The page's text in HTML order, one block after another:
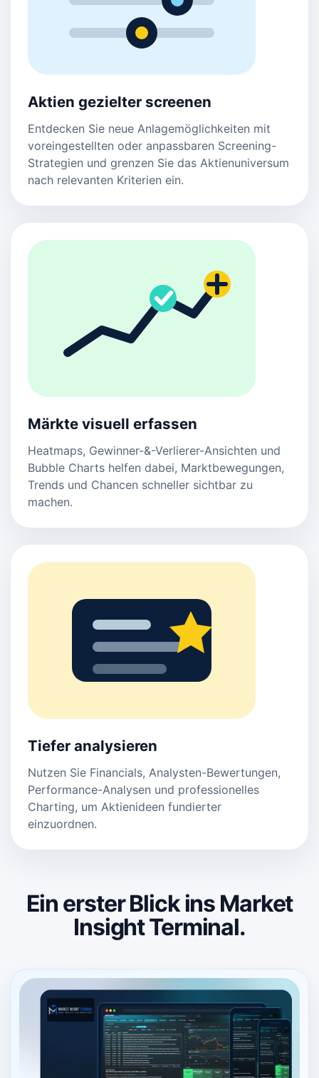
Aktien gezielter screenen
Entdecken Sie neue Anlagemöglichkeiten mit
voreingestellten oder anpassbaren Screening-
Strategien und grenzen Sie das Aktienuniversum
nach relevanten Kriterien ein.
Märkte visuell erfassen
Heatmaps, Gewinner-&-Verlierer-Ansichten und
Bubble Charts helfen dabei, Marktbewegungen,
Trends und Chancen schneller sichtbar zu
machen.
Tiefer analysieren
Nutzen Sie Financials, Analysten-Bewertungen,
Performance-Analysen und professionelles
Charting, um Aktienideen fundierter
einzuordnen.
Ein erster Blick ins Market
Insight Terminal.